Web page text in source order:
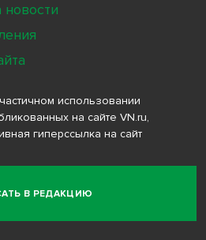
В РЕДАКЦИЮ
использовании
на сайте VN.ru,
гиперссылка на сайт
новости